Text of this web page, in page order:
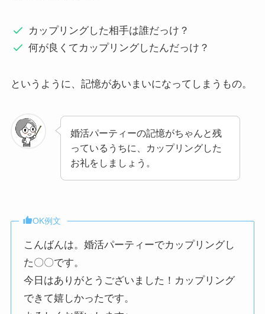
カップリングした相手は誰だっけ？
何が良くてカップリングしたんだっけ？
というように、記憶があいまいになってしまうもの。
婚活パーティーの記憶がちゃんと残
っているうちに、カップリングした
お礼をしましょう。
OK例文
こんばんは。婚活パーティーでカップリングし
た〇〇です。
今日はありがとうございました！カップリング
できて嬉しかったです。